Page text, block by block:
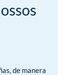
de manera